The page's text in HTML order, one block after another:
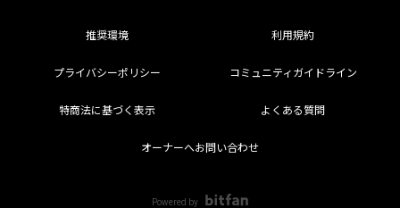
推奨環境 利用規約
プライバシーポリシー コミュニティガイドライン
特商法に基づく表示 よくある質問
オーナーへお問い合わせ
Powered by